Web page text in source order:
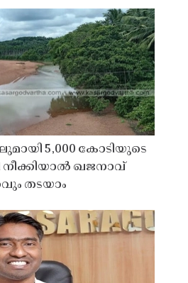
5,000 കോടിയുടെ
നീക്കിയാൽ ഖജനാവ്
തടയാം